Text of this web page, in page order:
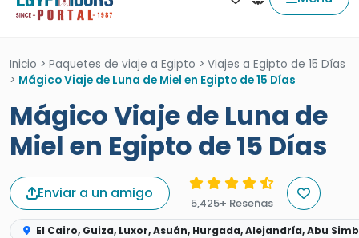
Inicio > Paquetes de viaje a Egipto > Viajes a Egipto de 15 Días
> Mágico Viaje de Luna de Miel en Egipto de 15 Días
Mágico Viaje de Luna de
Miel en Egipto de 15 Días
Enviar a un amigo
5,425+ Reseñas
El Cairo, Guiza, Luxor, Asuán, Hurgada, Alejandría, Abu